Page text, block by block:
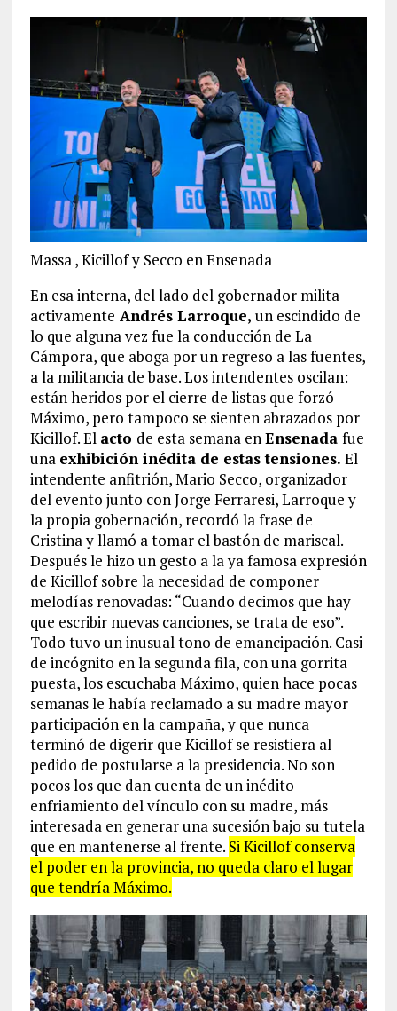
Massa , Kicillof y Secco en Ensenada
En esa interna, del lado del gobernador milita
activamente Andrés Larroque, un escindido de
lo que alguna vez fue la conducción de La
Cámpora, que aboga por un regreso a las fuentes,
a la militancia de base. Los intendentes oscilan:
están heridos por el cierre de listas que forzó
Máximo, pero tampoco se sienten abrazados por
Kicillof. El acto de esta semana enEnsenada fue
una exhibición inédita de estas tensiones. El
intendente anfitrión, Mario Secco, organizador
del evento junto con Jorge Ferraresi, Larroque y
la propia gobernación, recordó la frase de
Cristina y llamó a tomar el bastón de mariscal.
Después le hizo un gesto a la ya famosa expresión
de Kicillof sobre la necesidad de componer
melodías renovadas: “Cuando decimos que hay
que escribir nuevas canciones, se trata de eso”.
Todo tuvo un inusual tono de emancipación. Casi
de incógnito en la segunda fila, con una gorrita
puesta, los escuchaba Máximo, quien hace pocas
semanas le había reclamado a su madre mayor
participación en la campaña, y que nunca
terminó de digerir que Kicillof se resistiera al
pedido de postularse a la presidencia. No son
pocos los que dan cuenta de un inédito
enfriamiento del vínculo con su madre, más
interesada en generar una sucesión bajo su tutela
que en mantenerse al frente. Si Kicillof conserva
el poder en la provincia, no queda claro el lugar
que tendría Máximo.